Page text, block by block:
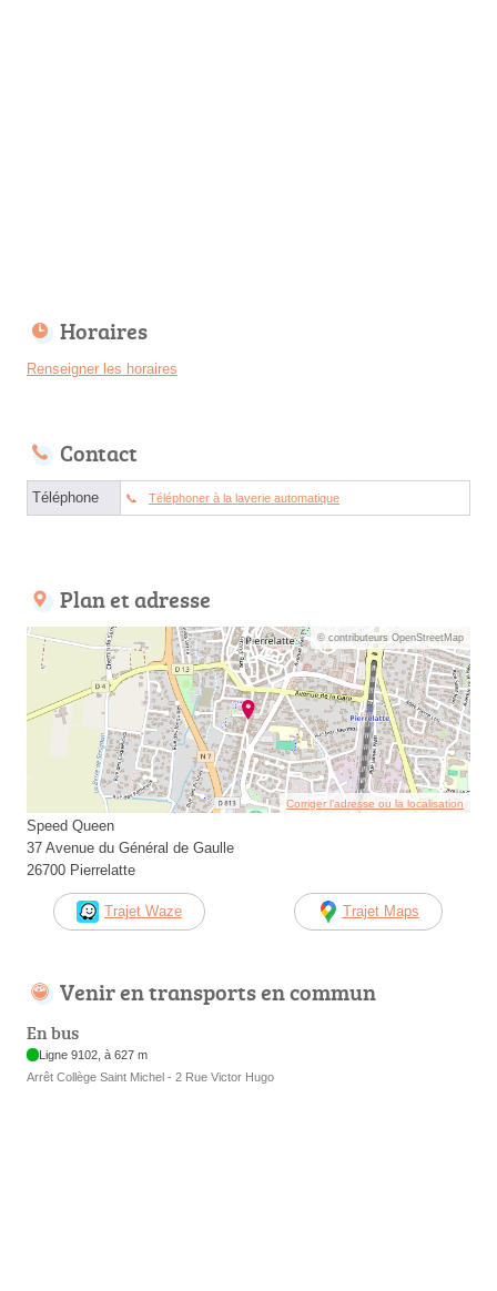
Horaires
Renseigner les horaires
Contact
Téléphone Téléphoner à la laverie automatique
Plan et adresse
© contributeurs OpenStreetMap
Corriger l’adresse ou la localisation
Speed Queen
37 Avenue du Général de Gaulle
26700 Pierrelatte
Trajet Waze Trajet Maps
Venir en transports en commun
En bus
Ligne 9102, à 627 m
Arrêt Collège Saint Michel - 2 Rue Victor Hugo